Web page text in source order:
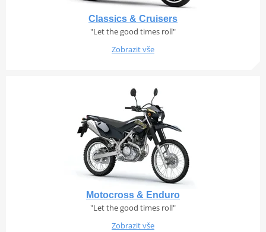
Classics & Cruisers
"Let the good times roll"
Zobrazit vše
Motocross & Enduro
"Let the good times roll"
Zobrazit vše